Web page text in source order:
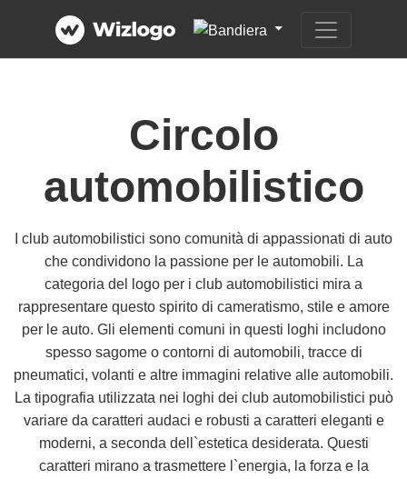
Circolo
automobilistico
I club automobilistici sono comunità di appassionati di auto
che condividono la passione per le automobili. La
categoria del logo per i club automobilistici mira a
rappresentare questo spirito di cameratismo, stile e amore
per le auto. Gli elementi comuni in questi loghi includono
spesso sagome o contorni di automobili, tracce di
pneumatici, volanti e altre immagini relative alle automobili.
La tipografia utilizzata nei loghi dei club automobilistici può
variare da caratteri audaci e robusti a caratteri eleganti e
moderni, a seconda dell`estetica desiderata. Questi
caratteri mirano a trasmettere l`energia, la forza e la